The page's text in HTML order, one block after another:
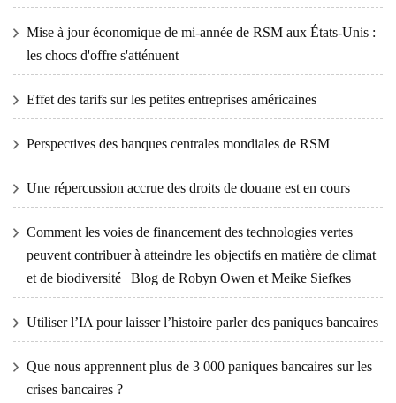
Mise à jour économique de mi-année de RSM aux États-Unis :
les chocs d'offre s'atténuent
Effet des tarifs sur les petites entreprises américaines
Perspectives des banques centrales mondiales de RSM
Une répercussion accrue des droits de douane est en cours
Comment les voies de financement des technologies vertes
peuvent contribuer à atteindre les objectifs en matière de climat
et de biodiversité | Blog de Robyn Owen et Meike Siefkes
Utiliser l’IA pour laisser l’histoire parler des paniques bancaires
Que nous apprennent plus de 3 000 paniques bancaires sur les
crises bancaires ?